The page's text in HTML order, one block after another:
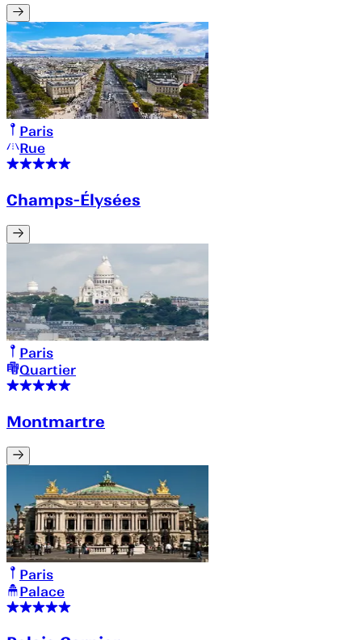
Paris
Rue
Champs-Élysées
Paris
Quartier
Montmartre
Paris
Palace